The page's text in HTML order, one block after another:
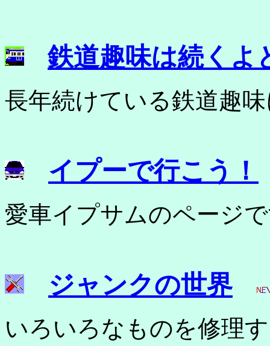
鉄道趣味は続くよ
長年続けている鉄道趣
イプーで行こう！
愛車イプサムのページ
ジャンクの世界
いろいろなものを修理